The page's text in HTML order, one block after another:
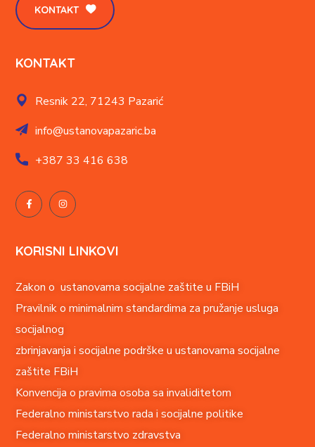
KONTAKT
KONTAKT
Resnik 22, 71243 Pazarić
info@ustanovapazaric.ba
+38733 416 638
KORISNI LINKOVI
Zakon o ustanovama socijalne zaštite u FBiH
Pravilnik o minimalnim standardima za pružanje usluga
socijalnog
zbrinjavanja i socijalne podrške u ustanovama socijalne
zaštite FBiH
Konvencija o pravima osoba sa invaliditetom
Federalno ministarstvo rada i socijalne politike
Federalno ministarstvo zdravstva